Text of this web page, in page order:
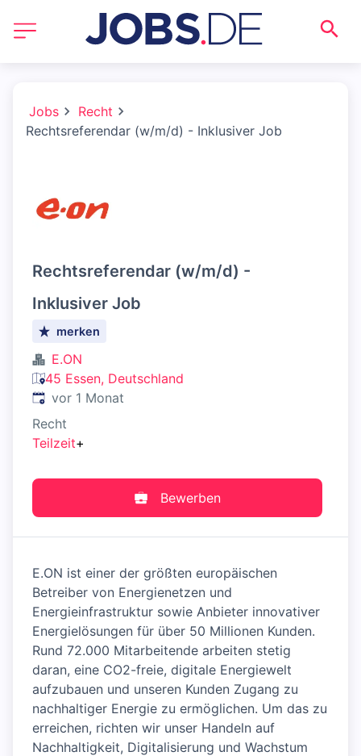
Jobs
Recht
Rechtsreferendar (w/m/d) - Inklusiver Job
Rechtsreferendar (w/m/d) -
Inklusiver Job
merken
E.ON
45 Essen, Deutschland
Veröffentlicht:
vor 1 Monat
Recht
Teilzeit+
Bewerben
E.ON ist einer der größten europäischen
Betreiber von Energienetzen und
Energieinfrastruktur sowie Anbieter innovativer
Energielösungen für über 50 Millionen Kunden.
Rund 72.000 Mitarbeitende arbeiten stetig
daran, eine CO2-freie, digitale Energiewelt
aufzubauen und unseren Kunden Zugang zu
nachhaltiger Energie zu ermöglichen. Um das zu
erreichen, richten wir unser Handeln auf
Nachhaltigkeit, Digitalisierung und Wachstum